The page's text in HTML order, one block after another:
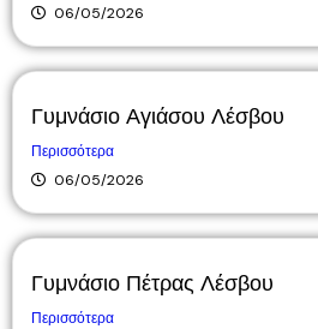
06/05/2026
Γυμνάσιο Αγιάσου Λέσβου
Περισσότερα
06/05/2026
Γυμνάσιο Πέτρας Λέσβου
Περισσότερα